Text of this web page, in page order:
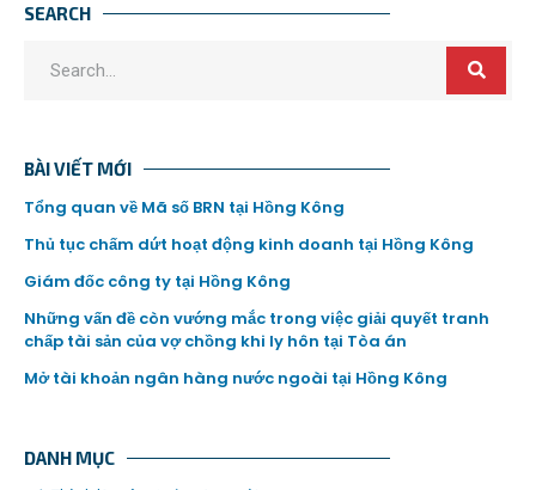
SEARCH
BÀI VIẾT MỚI
Tổng quan về Mã số BRN tại Hồng Kông
Thủ tục chấm dứt hoạt động kinh doanh tại Hồng Kông
Giám đốc công ty tại Hồng Kông
Những vấn đề còn vướng mắc trong việc giải quyết tranh
chấp tài sản của vợ chồng khi ly hôn tại Tòa án
Mở tài khoản ngân hàng nước ngoài tại Hồng Kông
DANH MỤC